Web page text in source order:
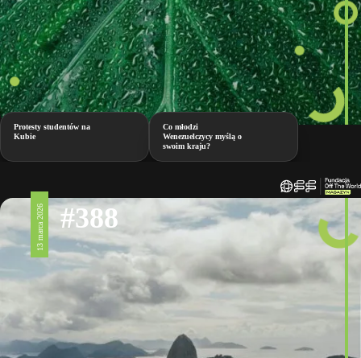
Protesty studentów na
Kubie
Co młodzi
Wenezuelczycy myślą o
swoim kraju?
13 marca 2026 #388